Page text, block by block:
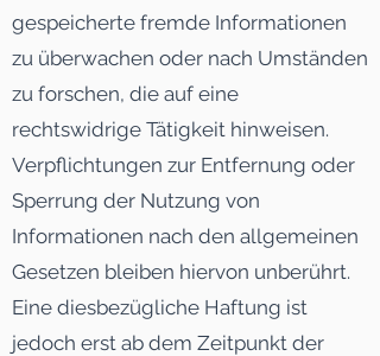
gespeicherte fremde Informationen
zu überwachen oder nach Umständen
zu forschen, die auf eine
rechtswidrige Tätigkeit hinweisen.
Verpflichtungen zur Entfernung oder
Sperrung der Nutzung von
Informationen nach den allgemeinen
Gesetzen bleiben hiervon unberührt.
Eine diesbezügliche Haftung ist
jedoch erst ab dem Zeitpunkt der